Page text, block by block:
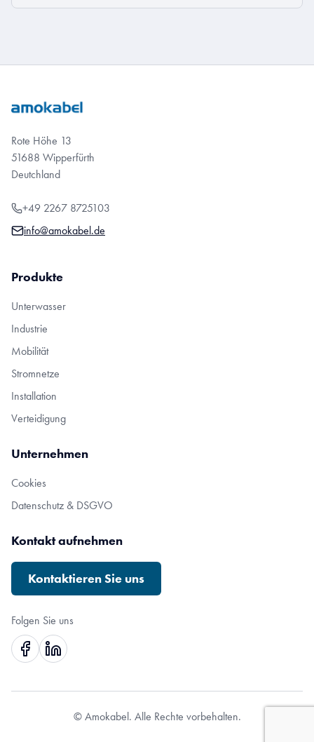
Rote Höhe 13
51688 Wipperfürth
Deutchland
+49 2267 8725103
info@amokabel.de
Produkte
Unterwasser
Industrie
Mobilität
Stromnetze
Installation
Verteidigung
Unternehmen
Cookies
Datenschutz & DSGVO
Kontakt aufnehmen
Kontaktieren Sie uns
Folgen Sie uns
© Amokabel. Alle Rechte vorbehalten.